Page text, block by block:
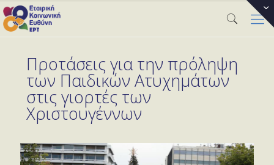
Προτάσεις για την πρόληψη
των Παιδικών Ατυχημάτων
στις γιορτές των
Χριστουγέννων